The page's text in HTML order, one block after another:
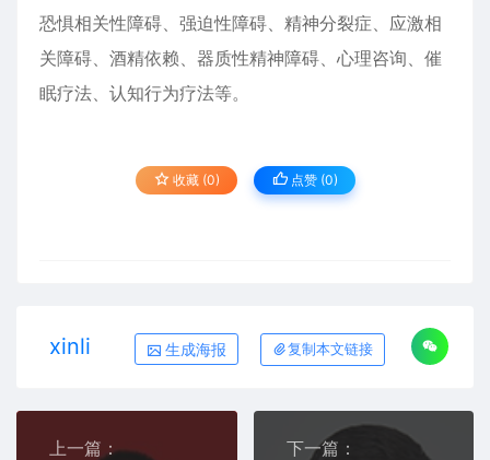
恐惧相关性障碍、强迫性障碍、精神分裂症、应激相
关障碍、酒精依赖、器质性精神障碍、心理咨询、催
眠疗法、认知行为疗法等。
收藏 (0) 点赞 (0)
xinli 生成海报 复制本文链接
上一篇：
下一篇：